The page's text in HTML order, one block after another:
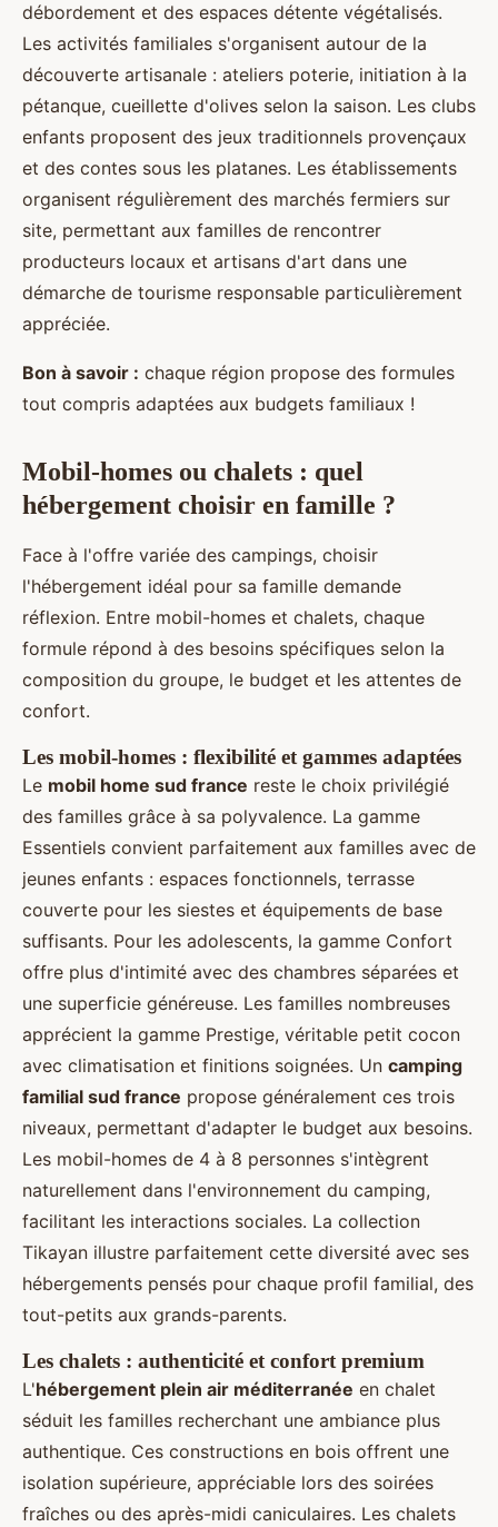
débordement et des espaces détente végétalisés.
Les activités familiales s'organisent autour de la
découverte artisanale : ateliers poterie, initiation à la
pétanque, cueillette d'olives selon la saison. Les clubs
enfants proposent des jeux traditionnels provençaux
et des contes sous les platanes. Les établissements
organisent régulièrement des marchés fermiers sur
site, permettant aux familles de rencontrer
producteurs locaux et artisans d'art dans une
démarche de tourisme responsable particulièrement
appréciée.
Bon à savoir : chaque région propose des formules
tout compris adaptées aux budgets familiaux !
Mobil-homes ou chalets : quel
hébergement choisir en famille ?
Face à l'offre variée des campings, choisir
l'hébergement idéal pour sa famille demande
réflexion. Entre mobil-homes et chalets, chaque
formule répond à des besoins spécifiques selon la
composition du groupe, le budget et les attentes de
confort.
Les mobil-homes : flexibilité et gammes adaptées
Le mobil home sud france reste le choix privilégié
des familles grâce à sa polyvalence. La gamme
Essentiels convient parfaitement aux familles avec de
jeunes enfants : espaces fonctionnels, terrasse
couverte pour les siestes et équipements de base
suffisants. Pour les adolescents, la gamme Confort
offre plus d'intimité avec des chambres séparées et
une superficie généreuse. Les familles nombreuses
apprécient la gamme Prestige, véritable petit cocon
avec climatisation et finitions soignées. Un camping
familial sud france propose généralement ces trois
niveaux, permettant d'adapter le budget aux besoins.
Les mobil-homes de 4 à 8 personnes s'intègrent
naturellement dans l'environnement du camping,
facilitant les interactions sociales. La collection
Tikayan illustre parfaitement cette diversité avec ses
hébergements pensés pour chaque profil familial, des
tout-petits aux grands-parents.
Les chalets : authenticité et confort premium
L'hébergement plein air méditerranée en chalet
séduit les familles recherchant une ambiance plus
authentique. Ces constructions en bois offrent une
isolation supérieure, appréciable lors des soirées
fraîches ou des après-midi caniculaires. Les chalets